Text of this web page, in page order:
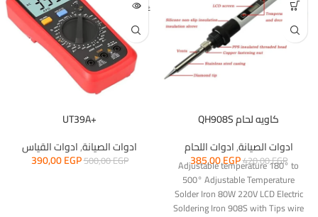
كاويه لحام QH908S
ادوات الصيانة,ادوات اللحام
420,00EGP
385,00EGP
Adjustable temperature 180° to
500° Adjustable Temperature
Solder Iron 80W 220V LCD Electric
Soldering Iron 908S with Tips wire
غير متوفر
+UT39A
ادوات الصيانة,ادوات القياس
500,00EGP
390,00EGP